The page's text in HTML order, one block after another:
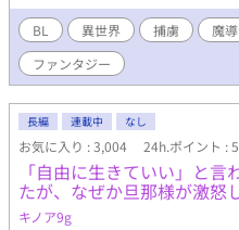
BL 異世界 捕虜 魔
ファンタジー
長編 連載中 なし
お気に入り : 3,004 24h.ポイント :
「自由に生きていい」と
たが、なぜか旦那様が激怒
キノア9g